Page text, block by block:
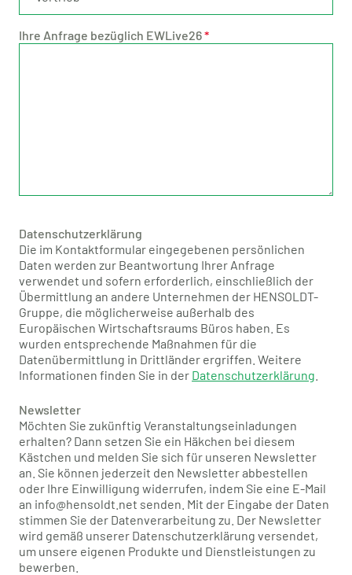
Ihre Anfrage bezüglich EWLive26*
Datenschutzerklärung
Die im Kontaktformular eingegebenen persönlichen
Daten werden zur Beantwortung Ihrer Anfrage
verwendet und sofern erforderlich, einschließlich der
Übermittlung an andere Unternehmen der HENSOLDT-
Gruppe, die möglicherweise außerhalb des
Europäischen Wirtschaftsraums Büros haben. Es
wurden entsprechende Maßnahmen für die
Datenübermittlung in Drittländer ergriffen. Weitere
Informationen finden Sie in der Datenschutzerklärung
Newsletter
Möchten Sie zukünftig Veranstaltungseinladungen
erhalten? Dann setzen Sie ein Häkchen bei diesem
Kästchen und melden Sie sich für unseren Newsletter
an. Sie können jederzeit den Newsletter abbestellen
oder Ihre Einwilligung widerrufen, indem Sie eine E-Mail
an info@hensoldt.net senden. Mit der Eingabe der Daten
stimmen Sie der Datenverarbeitung zu. Der Newsletter
wird gemäß unserer Datenschutzerklärung versendet,
um unsere eigenen Produkte und Dienstleistungen zu
bewerben.